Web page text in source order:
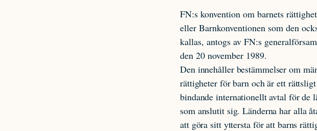
FN:s konvention om barnets
eller Barnkonventionen som den
kallas, antogs av FN:s
den 20 november 1989.
Den innehåller bestämmelser om
rättigheter för barn och är ett rättsligt
bindande internationellt avtal för de
som anslutit sig. Länderna har alla
att göra sitt yttersta för att barns